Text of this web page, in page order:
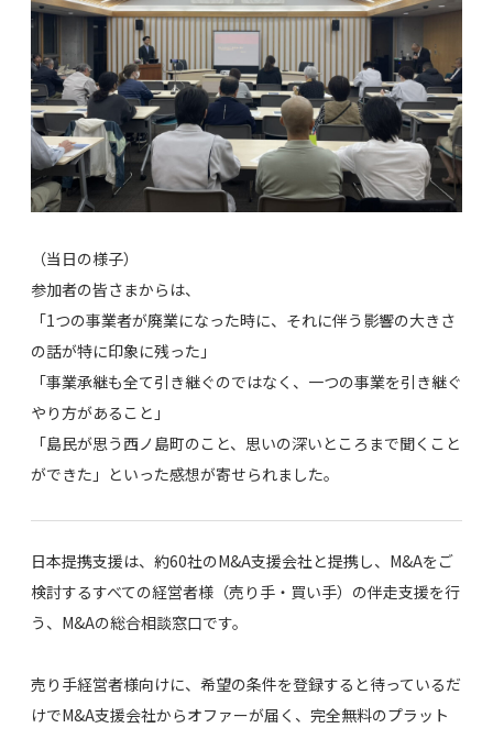
（当日の様子）
参加者の皆さまからは、
「1つの事業者が廃業になった時に、それに伴う影響の大きさ
の話が特に印象に残った」
「事業承継も全て引き継ぐのではなく、一つの事業を引き継ぐ
やり方があること」
「島民が思う西ノ島町のこと、思いの深いところまで聞くこと
ができた」といった感想が寄せられました。
日本提携支援は、約60社のM&A支援会社と提携し、M&Aをご
検討するすべての経営者様（売り手・買い手）の伴走支援を行
う、M&Aの総合相談窓口です。
売り手経営者様向けに、希望の条件を登録すると待っているだ
けでM&A支援会社からオファーが届く、完全無料のプラット